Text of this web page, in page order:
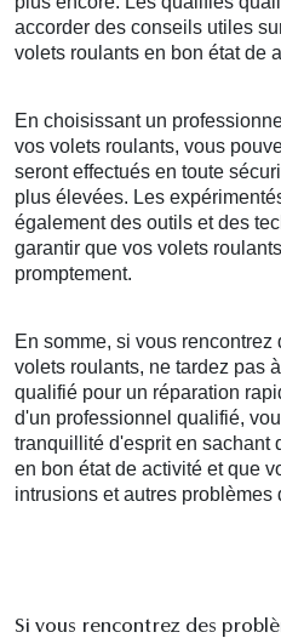
accorder des conseils utiles
volets roulants en bon état de
En choisissant un
vos volets roulants, vous
seront effectués en toute
plus élevées. Les
également des outils et des
garantir que vos volets
promptement.
En somme, si vous
volets roulants, ne tardez pas
qualifié pour un réparation
d'un professionnel qualifié,
tranquillité d'esprit en sachant
en bon état de activité et que
intrusions et autres problèmes
Si vous rencontrez des